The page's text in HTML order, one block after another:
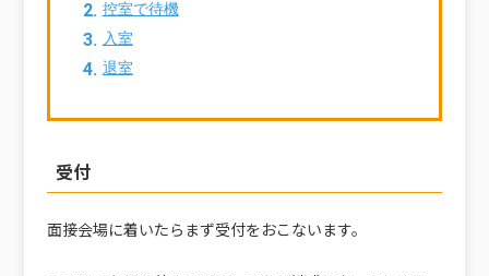
控室で待機
入室
退室
受付
面接会場に着いたらまず受付をおこないます。